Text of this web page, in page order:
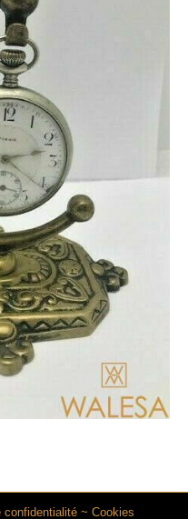
confidentialité~ Cookies